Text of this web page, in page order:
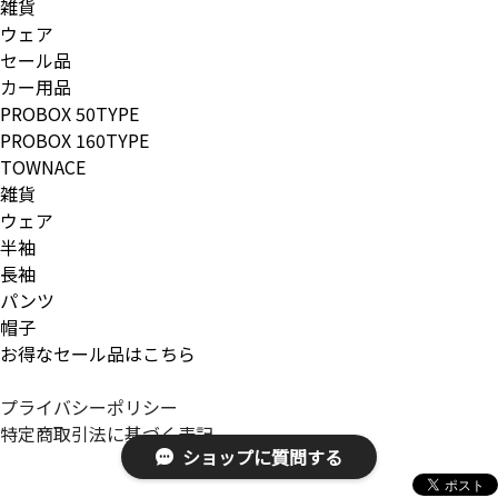
雑貨
ウェア
セール品
カー用品
PROBOX 50TYPE
PROBOX 160TYPE
TOWNACE
雑貨
ウェア
半袖
長袖
パンツ
帽子
お得なセール品はこちら
プライバシーポリシー
特定商取引法に基づく表記
ショップに質問する